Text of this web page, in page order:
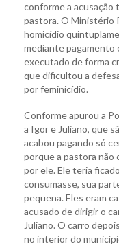
conforme a acusação
pastora. O Ministério
homicídio
mediante pagamento
executado de forma
que dificultou a
por feminicídio.
Conforme apurou a
a Igor e Juliano, que
acabou pagando só
porque a pastora não
por ele. Ele teria
consumasse, sua
pequena. Eles eram
acusado de dirigir o
Juliano. O carro
no interior do